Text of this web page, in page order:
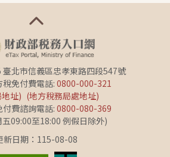
北市信義區忠孝東路四段547號
免付費電話: 0800-000-321
址) (地方稅務局處地址)
費諮詢電話:0800-080-369
09:00至18:00 例假日除外)
新日期：115-08-08